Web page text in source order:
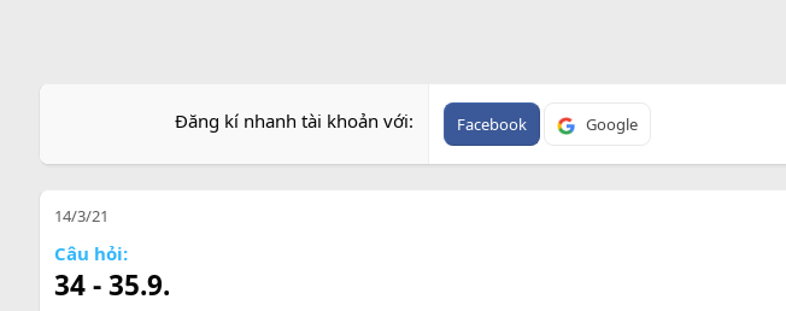
Đăng kí nhanh tài khoản với Facebook Google
14/3/21
Câu hỏi:
34 - 35.9.